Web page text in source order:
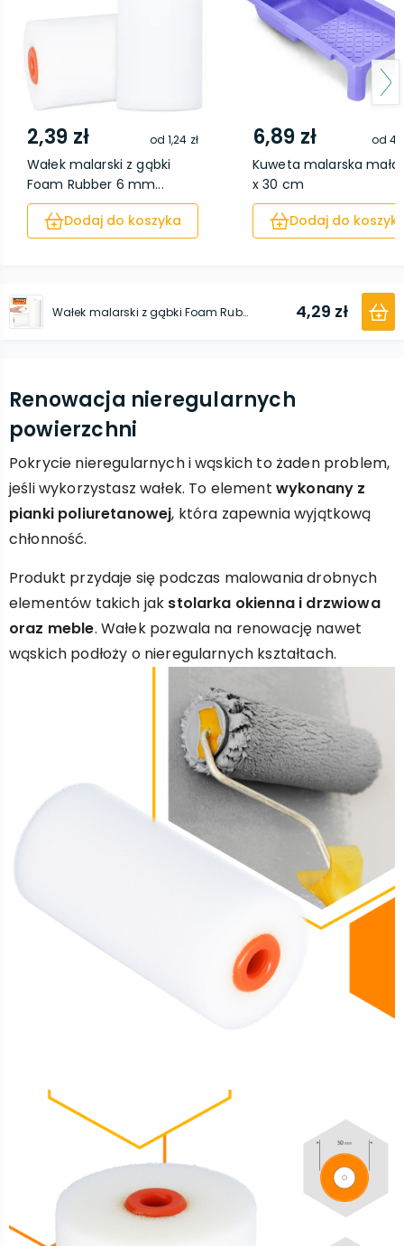
2,39 zł od1,24 zł
Wałek malarski z gąbki
Foam Rubber 6 mm...
Dodaj do koszyka
6,89 zł od
Kuweta malarska mała
x 30 cm
Dodaj do
Wałek malarski z gąbki Foam Rubber 6 mm x 50 mm x 100 mm 4,29 zł
Renowacja nieregularnych
powierzchni
Pokrycie nieregularnych i wąskich to żaden problem,
jeśli wykorzystasz wałek. To element wykonany z
pianki poliuretanowej, która zapewnia wyjątkową
chłonność.
Produkt przydaje się podczas malowania drobnych
elementów takich jak stolarka okienna i drzwiowa
oraz meble. Wałek pozwala na renowację nawet
wąskich podłoży o nieregularnych kształtach.